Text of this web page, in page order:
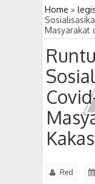
2:10 PM
Home »
Masyarakat
Red